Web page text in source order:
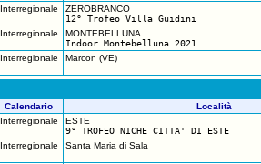
Interregionale
ZEROBRANCO
12° Trofeo Villa Guidini
Interregionale
MONTEBELLUNA
Indoor Montebelluna 2021
Interregionale Marcon (VE)
Calendario
Località
Interregionale
ESTE
9° TROFEO NICHE CITTA' DI ESTE
Interregionale Santa Maria di Sala